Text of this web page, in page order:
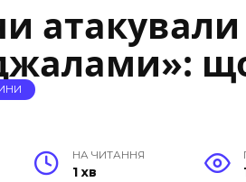
НА ЧИТАННЯ
1 хв